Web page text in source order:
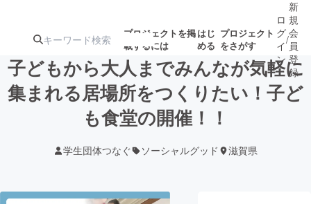
プロジェクトを掲
載するには
はじ
める
プロジェクト
をさがす
注目のリ 注目の新着プロ募集終了が近いプ
ロ
グ
イ
ン
/
新
規
会
員
登
録
子どもから大人までみんなが気軽に
集まれる居場所をつくりたい！子ど
も食堂の開催！！
学生団体つなぐ ソーシャルグッド 滋賀県